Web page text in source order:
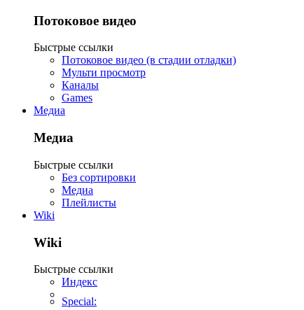
Потоковое видео
Быстрые ссылки
Потоковое видео (в стадии отладки)
Мульти просмотр
Каналы
Games
Медиа
Медиа
Быстрые ссылки
Без сортировки
Медиа
Плейлисты
Wiki
Wiki
Быстрые ссылки
Индекс
Special: